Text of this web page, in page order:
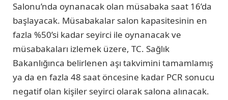
Salonu’nda oynanacak olan müsabaka saat 16’da
başlayacak. Müsabakalar salon kapasitesinin en
fazla %50’si kadar seyirci ile oynanacak ve
müsabakaları izlemek üzere, TC. Sağlık
Bakanlığınca belirlenen aşı takvimini tamamlamış
ya da en fazla 48 saat öncesine kadar PCR sonucu
negatif olan kişiler seyirci olarak salona alınacak.